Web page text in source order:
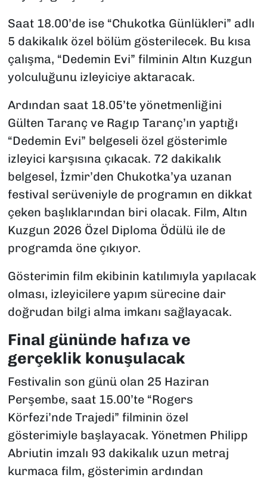
Saat 18.00’de ise “Chukotka Günlükleri” adlı
5 dakikalık özel bölüm gösterilecek. Bu kısa
çalışma, “Dedemin Evi” filminin Altın Kuzgun
yolculuğunu izleyiciye aktaracak.
Ardından saat 18.05’te yönetmenliğini
Gülten Taranç ve Ragıp Taranç’ın yaptığı
“Dedemin Evi” belgeseli özel gösterimle
izleyici karşısına çıkacak. 72 dakikalık
belgesel, İzmir’den Chukotka’ya uzanan
festival serüveniyle de programın en dikkat
çeken başlıklarından biri olacak. Film, Altın
Kuzgun 2026 Özel Diploma Ödülü ile de
programda öne çıkıyor.
Gösterimin film ekibinin katılımıyla yapılacak
olması, izleyicilere yapım sürecine dair
doğrudan bilgi alma imkanı sağlayacak.
Final gününde hafıza ve
gerçeklik konuşulacak
Festivalin son günü olan 25 Haziran
Perşembe, saat 15.00’te “Rogers
Körfezi’nde Trajedi” filminin özel
gösterimiyle başlayacak. Yönetmen Philipp
Abriutin imzalı 93 dakikalık uzun metraj
kurmaca film, gösterimin ardından